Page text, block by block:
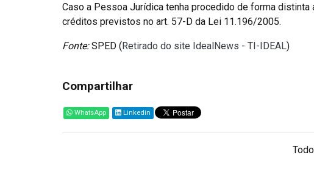
Caso a Pessoa Jurídica tenha procedido de forma
créditos previstos no art. 57-D da Lei 11.196/2005.
Fonte:SPED (Retirado do site IdealNews - TI-IDEAL)
Compartilhar
WhatsApp Linkedin